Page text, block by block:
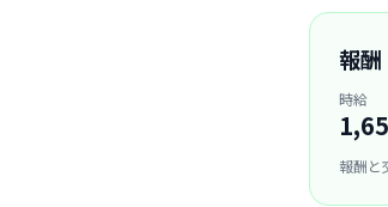
報酬
時給
報酬と